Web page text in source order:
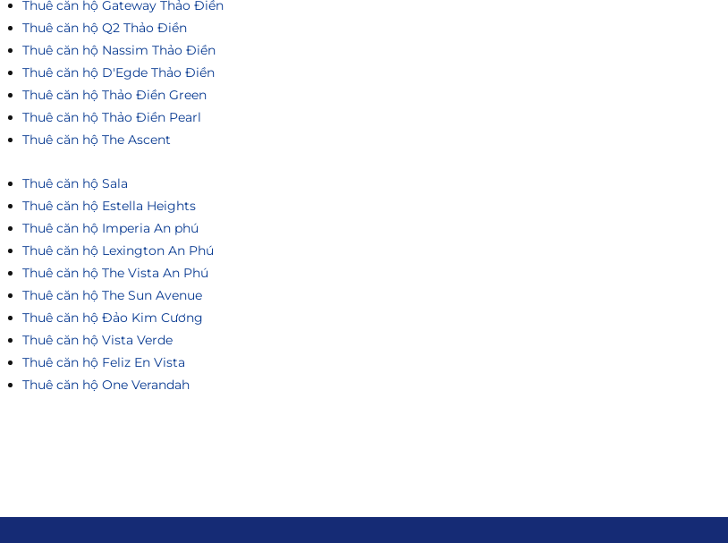
Thuê căn hộ Gateway Thảo Điền
Thuê căn hộ Q2 Thảo Điền
Thuê căn hộ Nassim Thảo Điền
Thuê căn hộ D'Egde Thảo Điền
Thuê căn hộ Thảo Điền Green
Thuê căn hộ Thảo Điền Pearl
Thuê căn hộ The Ascent
Thuê căn hộ Sala
Thuê căn hộ Estella Heights
Thuê căn hộ Imperia An phú
Thuê căn hộ Lexington An Phú
Thuê căn hộ The Vista An Phú
Thuê căn hộ The Sun Avenue
Thuê căn hộ Đảo Kim Cương
Thuê căn hộ Vista Verde
Thuê căn hộ Feliz En Vista
Thuê căn hộ One Verandah